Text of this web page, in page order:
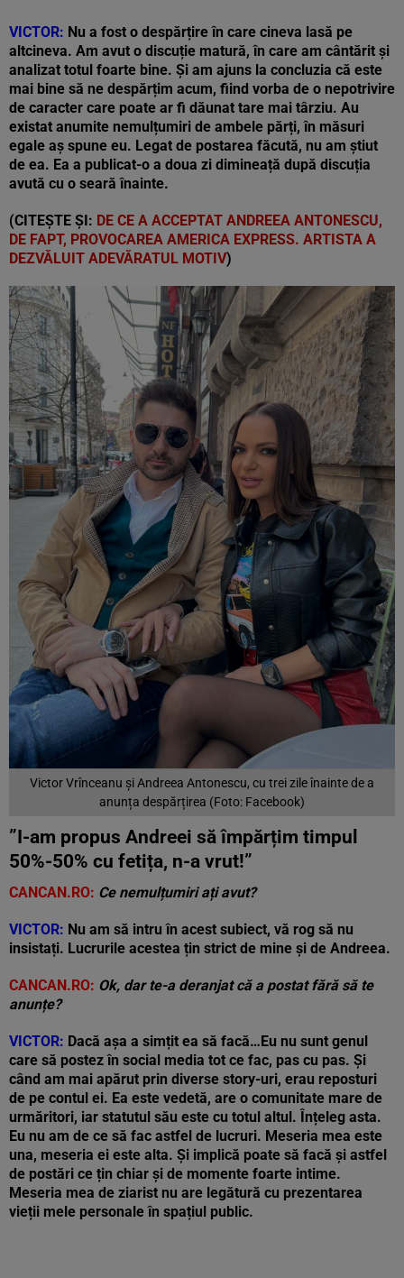
VICTOR: Nu a fost o despărțire în care cineva lasă pe
altcineva. Am avut o discuție matură, în care am cântărit și
analizat totul foarte bine. Și am ajuns la concluzia că este
mai bine să ne despărțim acum, fiind vorba de o nepotrivire
de caracter care poate ar fi dăunat tare mai târziu. Au
existat anumite nemulțumiri de ambele părți, în măsuri
egale aș spune eu. Legat de postarea făcută, nu am știut
de ea. Ea a publicat-o a doua zi dimineață după discuția
avută cu o seară înainte.
(CITEȘTE ȘI: DE CE A ACCEPTAT ANDREEA ANTONESCU,
DE FAPT, PROVOCAREA AMERICA EXPRESS. ARTISTA A
DEZVĂLUIT ADEVĂRATUL MOTIV)
Victor Vrînceanu și Andreea Antonescu, cu trei zile înainte de a
anunța despărțirea (Foto: Facebook)
”I-am propus Andreei să împărțim timpul
50%-50% cu fetița, n-a vrut!”
CANCAN.RO: Ce nemulțumiri ați avut?
VICTOR: Nu am să intru în acest subiect, vă rog să nu
insistați. Lucrurile acestea țin strict de mine și de Andreea.
CANCAN.RO: Ok, dar te-a deranjat că a postat fără să te
anunțe?
VICTOR: Dacă așa a simțit ea să facă…Eu nu sunt genul
care să postez în social media tot ce fac, pas cu pas. Și
când am mai apărut prin diverse story-uri, erau reposturi
de pe contul ei. Ea este vedetă, are o comunitate mare de
urmăritori, iar statutul său este cu totul altul. Înțeleg asta.
Eu nu am de ce să fac astfel de lucruri. Meseria mea este
una, meseria ei este alta. Și implică poate să facă și astfel
de postări ce țin chiar și de momente foarte intime.
Meseria mea de ziarist nu are legătură cu prezentarea
vieții mele personale în spațiul public.